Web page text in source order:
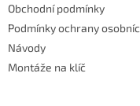
Obchodní podmínky
Podmínky ochrany
Návody
Montáže na klíč